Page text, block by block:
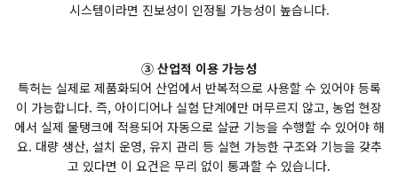
시스템이라면 진보성이 인정될 가능성이 높습니다.
③ 산업적 이용 가능성
특허는 실제로 제품화되어 산업에서 반복적으로 사용할 수 있어야 등록
이 가능합니다. 즉, 아이디어나 실험 단계에만 머무르지 않고, 농업 현장
에서 실제 물탱크에 적용되어 자동으로 살균 기능을 수행할 수 있어야 해
요. 대량 생산, 설치 운영, 유지 관리 등 실현 가능한 구조와 기능을 갖추
고 있다면 이 요건은 무리 없이 통과할 수 있습니다.